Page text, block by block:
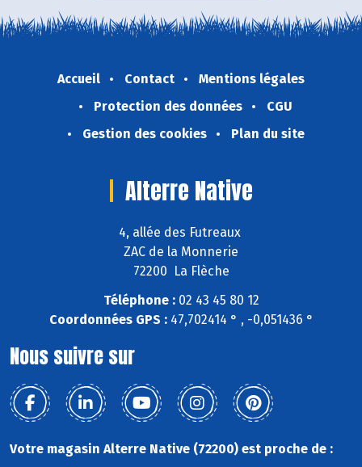
Accueil Contact
Mentions légales
Protection des données
CGU
Gestion des cookies
Plan du site
Alterre Native
4, allée des Futreaux
ZAC de la Monnerie
72200 La Flèche
Téléphone :02 43 45 80 12
Coordonnées GPS :47,702414 ° , -0,051436 °
Nous suivre sur
Votre magasin Alterre Native (72200) est proche de :